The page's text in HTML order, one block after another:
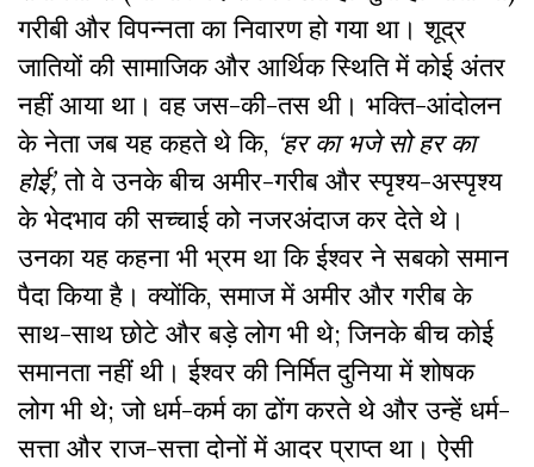
गरीबी और विपन्नता का निवारण हो गया था। शूद्र
जातियों की सामाजिक और आर्थिक स्थिति में कोई अंतर
नहीं आया था। वह जस-की-तस थी। भक्ति-आंदोलन
के नेता जब यह कहते थे कि, ‘हर का भजे सो हर का
होई’,तो वे उनके बीच अमीर-गरीब और स्पृश्य-अस्पृश्य
के भेदभाव की सच्चाई को नजरअंदाज कर देते थे।
उनका यह कहना भी भ्रम था कि ईश्वर ने सबको समान
पैदा किया है। क्योंकि, समाज में अमीर और गरीब के
साथ-साथ छोटे और बड़े लोग भी थे; जिनके बीच कोई
समानता नहीं थी। ईश्वर की निर्मित दुनिया में शोषक
लोग भी थे; जो धर्म-कर्म का ढोंग करते थे और उन्हें धर्म-
सत्ता और राज-सत्ता दोनों में आदर प्राप्त था। ऐसी